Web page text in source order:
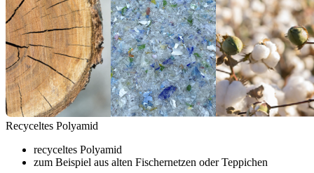
Recyceltes Polyamid
recyceltes Polyamid
zum Beispiel aus alten Fischernetzen oder Teppichen